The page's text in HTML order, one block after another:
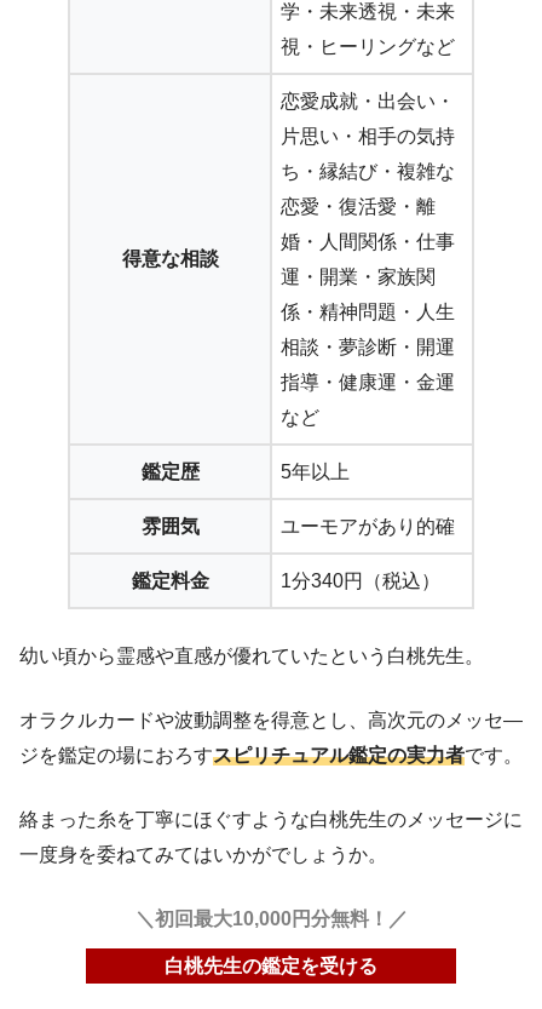
学・未来透視・未来
視・ヒーリングなど
得意な相談
恋愛成就・出会い・
片思い・相手の気持
ち・縁結び・複雑な
恋愛・復活愛・離
婚・人間関係・仕事
運・開業・家族関
係・精神問題・人生
相談・夢診断・開運
指導・健康運・金運
など
鑑定歴 5年以上
雰囲気 ユーモアがあり的確
鑑定料金 1分340円（税込）
幼い頃から霊感や直感が優れていたという白桃先生。
オラクルカードや波動調整を得意とし、高次元のメッセ―
ジを鑑定の場におろすスピリチュアル鑑定の実力者です。
絡まった糸を丁寧にほぐすような白桃先生のメッセージに
一度身を委ねてみてはいかがでしょうか。
＼初回最大10,000円分無料！／
白桃先生の鑑定を受ける